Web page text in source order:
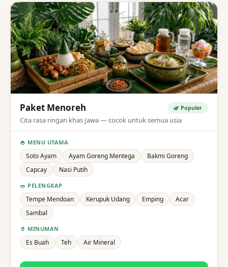
Paket Menoreh 🌿 Populer
Cita rasa ringan khas Jawa — cocok untuk semua usia
🍚 MENU UTAMA
Soto Ayam Ayam Goreng Mentega
Bakmi Goreng
Capcay
Nasi Putih
🥗 PELENGKAP
Tempe Mendoan Kerupuk Udang Emping
Acar
Sambal
🥤 MINUMAN
Es Buah Teh Air Mineral